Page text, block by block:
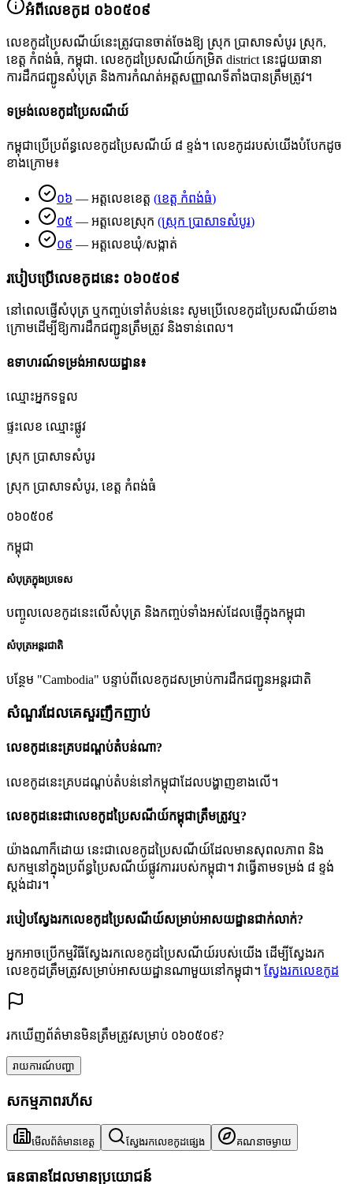
អំពីលេខកូដ ០៦០៥០៩
លេខកូដប្រៃសណីយ៍នេះត្រូវបានចាត់ចែងឱ្យ ស្រុក ប្រាសាទសំបូរ ស្រុក,
ខេត្ត កំពង់ធំ, កម្ពុជា. លេខកូដប្រៃសណីយ៍កម្រិត district នេះជួយធានា
ការដឹកជញ្ជូនសំបុត្រ និងការកំណត់អត្តសញ្ញាណទីតាំងបានត្រឹមត្រូវ។
ទម្រង់លេខកូដប្រៃសណីយ៍
កម្ពុជាប្រើប្រព័ន្ធលេខកូដប្រៃសណីយ៍ ៨ ខ្ទង់។ លេខកូដរបស់យើងបំបែកដូច
ខាងក្រោម៖
០៦ — អត្តលេខខេត្ត (ខេត្ត កំពង់ធំ)
០៥ — អត្តលេខស្រុក (ស្រុក ប្រាសាទសំបូរ)
០៩ — អត្តលេខឃុំ/សង្កាត់
របៀបប្រើលេខកូដនេះ ០៦០៥០៩
នៅពេលផ្ញើសំបុត្រ ឬកញ្ចប់ទៅតំបន់នេះ សូមប្រើលេខកូដប្រៃសណីយ៍ខាង
ក្រោមដើម្បីឱ្យការដឹកជញ្ជូនត្រឹមត្រូវ និងទាន់ពេល។
ឧទាហរណ៍ទម្រង់អាសយដ្ឋាន៖
ឈ្មោះអ្នកទទួល
ផ្ទះលេខ ឈ្មោះផ្លូវ
ស្រុក ប្រាសាទសំបូរ
ស្រុក ប្រាសាទសំបូរ, ខេត្ត កំពង់ធំ
០៦០៥០៩
កម្ពុជា
សំបុត្រក្នុងប្រទេស
បញ្ចូលលេខកូដនេះលើសំបុត្រ និងកញ្ចប់ទាំងអស់ដែលផ្ញើក្នុងកម្ពុជា
សំបុត្រអន្តរជាតិ
បន្ថែម "Cambodia" បន្ទាប់ពីលេខកូដសម្រាប់ការដឹកជញ្ជូនអន្តរជាតិ
សំណួរដែលគេសួរញឹកញាប់
លេខកូដនេះគ្របដណ្តប់តំបន់ណា?
លេខកូដនេះគ្របដណ្តប់តំបន់នៅកម្ពុជាដែលបង្ហាញខាងលើ។
លេខកូដនេះជាលេខកូដប្រៃសណីយ៍កម្ពុជាត្រឹមត្រូវឬ?
យ៉ាងណាក៏ដោយ នេះជាលេខកូដប្រៃសណីយ៍ដែលមានសុពលភាព និង
សកម្មនៅក្នុងប្រព័ន្ធប្រៃសណីយ៍ផ្លូវការរបស់កម្ពុជា។ វាធ្វើតាមទម្រង់ ៨ ខ្ទង់
ស្តង់ដារ។
របៀបស្វែងរកលេខកូដប្រៃសណីយ៍សម្រាប់អាសយដ្ឋានជាក់លាក់?
អ្នកអាចប្រើកម្មវិធីស្វែងរកលេខកូដប្រៃសណីយ៍របស់យើង ដើម្បីស្វែងរក
លេខកូដត្រឹមត្រូវសម្រាប់អាសយដ្ឋានណាមួយនៅកម្ពុជា។ ស្វែងរកលេខកូដ
រកឃើញព័ត៌មានមិនត្រឹមត្រូវសម្រាប់ ០៦០៥០៩?
រាយការណ៍បញ្ហា
សកម្មភាពរហ័ស
មើលព័ត៌មានខេត្ត ស្វែងរកលេខកូដផ្សេង គណនាចម្ងាយ
ធនធានដែលមានប្រយោជន៍